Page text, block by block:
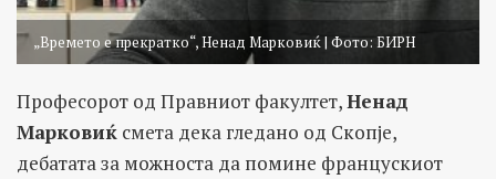
„Времето е прекратко“, Ненад Марковиќ | Фото: БИРН
Професорот од Правниот факултет,Ненад
Марковиќ смета дека гледано од Скопје,
дебатата за можноста да помине францускиот